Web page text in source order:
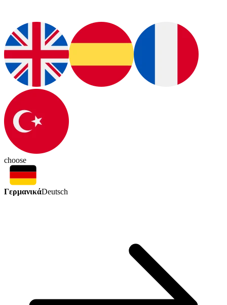
choose
ΓερμανικάDeutsch